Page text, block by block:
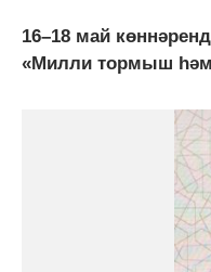
16–18 май
«Милли тормыш һәм